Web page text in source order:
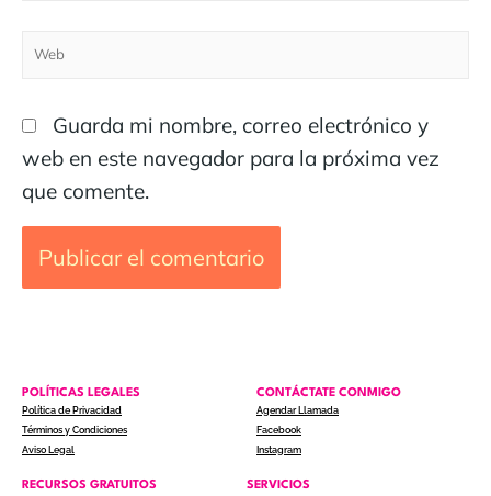
Guarda mi nombre, correo electrónico y
web en este navegador para la próxima vez
que comente.
POLÍTICAS LEGALES
Política de Privacidad
Términos y Condiciones
Aviso Legal
CONTÁCTATE CONMIGO
Agendar Llamada
Facebook
Instagram
RECURSOS GRATUITOS SERVICIOS